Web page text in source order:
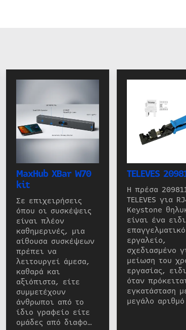
MaxHub XBar W70
kit
Σε επιχειρήσεις
όπου οι συσκέψεις
είναι πλέον
καθημερινές, μια
αίθουσα συσκέψεων
πρέπει να
λειτουργεί άμεσα,
καθαρά και
αξιόπιστα, είτε
συμμετέχουν
άνθρωποι από το
ίδιο γραφείο είτε
ομάδες από διαφο…
TELEVES
Η πρέσα
TELEVES για
Keystone
είναι ένα
επαγγελματικό
εργαλείο,
σχεδιασμένο
μείωση του
εργασίας,
όταν
εγκατάσταση
μεγάλο